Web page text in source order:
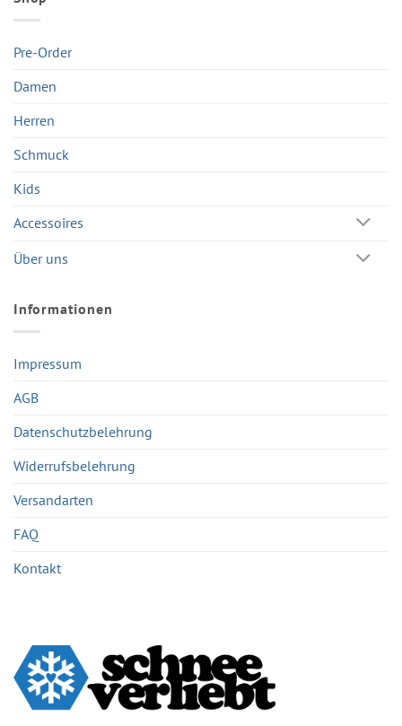
Pre-Order
Damen
Herren
Schmuck
Kids
Accessoires
Über uns
Informationen
Impressum
AGB
Datenschutzbelehrung
Widerrufsbelehrung
Versandarten
FAQ
Kontakt